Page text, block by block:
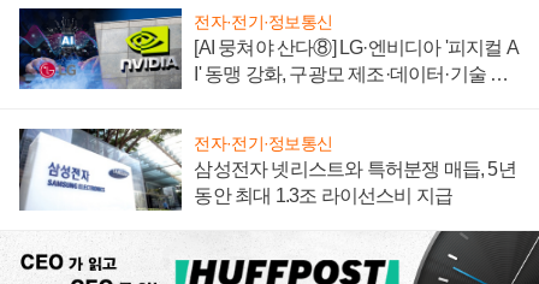
전자·전기·정보통신
[AI 뭉쳐야 산다⑧] LG·엔비디아 '피지컬 A
I' 동맹 강화, 구광모 제조·데이터·기술 결
전자·전기·정보통신
삼성전자 넷리스트와 특허분쟁 매듭, 5년
동안 최대 1.3조 라이선스비 지급